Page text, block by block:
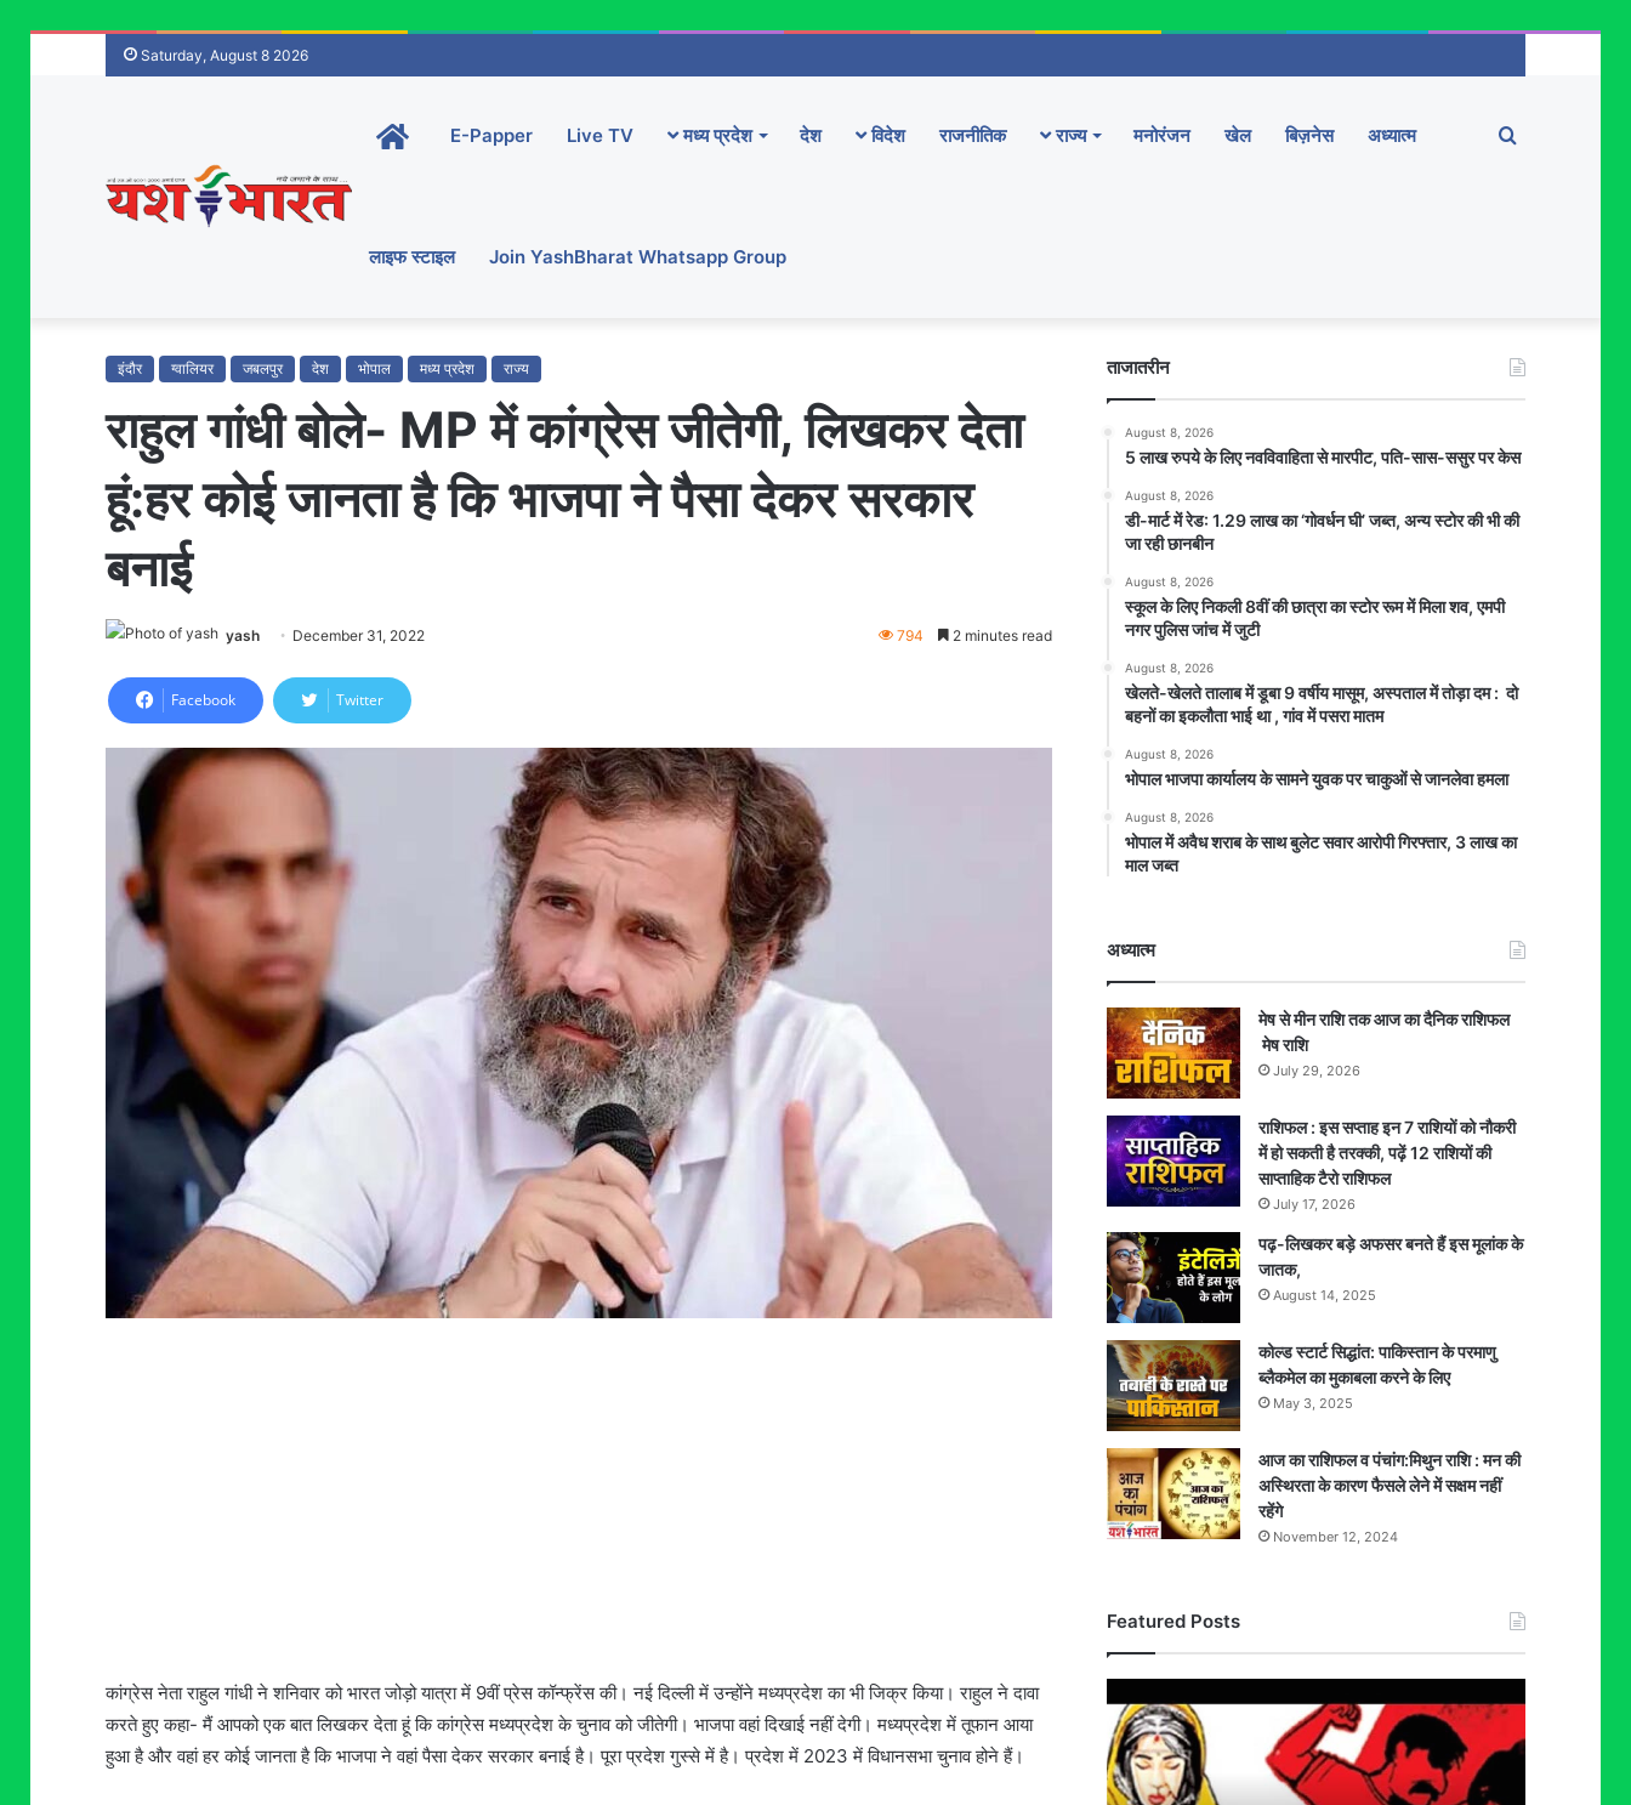
Saturday, August 8 2026
Home-
main
E-Papper Live TV मध्य प्रदेश देश विदेश राजनीतिक राज्य मनोरंजन खेल बिज़नेस अध्यात्म
लाइफ स्टाइल Join YashBharat Whatsapp Group
Search
इंदौर ग्वालियर जबलपुर देश भोपाल मध्य प्रदेश राज्य
राहुल गांधी बोले- MP में कांग्रेस जीतेगी, लिखकर देता
हूं:हर कोई जानता है कि भाजपा ने पैसा देकर सरकार
बनाई
yash December 31, 2022 794 2 minutes read
Facebook Twitter
कांग्रेस नेता राहुल गांधी ने शनिवार को भारत जोड़ो यात्रा में 9वीं प्रेस कॉन्फ्रेंस की। नई दिल्ली में उन्होंने मध्यप्रदेश का भी जिक्र किया। राहुल ने दावा
करते हुए कहा- मैं आपको एक बात लिखकर देता हूं कि कांग्रेस मध्यप्रदेश के चुनाव को जीतेगी। भाजपा वहां दिखाई नहीं देगी। मध्यप्रदेश में तूफान आया
हुआ है और वहां हर कोई जानता है कि भाजपा ने वहां पैसा देकर सरकार बनाई है। पूरा प्रदेश गुस्से में है। प्रदेश में 2023 में विधानसभा चुनाव होने हैं।
ताजातरीन
August 8, 2026
5 लाख रुपये के लिए नवविवाहिता से मारपीट, पति-सास-ससुर पर केस
August 8, 2026
डी-मार्ट में रेड: 1.29 लाख का ‘गोवर्धन घी’ जब्त, अन्य स्टोर की भी की
जा रही छानबीन
August 8, 2026
स्कूल के लिए निकली 8वीं की छात्रा का स्टोर रूम में मिला शव, एमपी
नगर पुलिस जांच में जुटी
August 8, 2026
खेलते-खेलते तालाब में डूबा 9 वर्षीय मासूम, अस्पताल में तोड़ा दम : दो
बहनों का इकलौता भाई था , गांव में पसरा मातम
August 8, 2026
भोपाल भाजपा कार्यालय के सामने युवक पर चाकुओं से जानलेवा हमला
August 8, 2026
भोपाल में अवैध शराब के साथ बुलेट सवार आरोपी गिरफ्तार, 3 लाख का
माल जब्त
अध्यात्म
मेष से मीन राशि तक आज का दैनिक राशिफल
मेष राशि
July 29, 2026
राशिफल : इस सप्ताह इन 7 राशियों को नौकरी
में हो सकती है तरक्की, पढ़ें 12 राशियों की
साप्ताहिक टैरो राशिफल
July 17, 2026
पढ़-लिखकर बड़े अफसर बनते हैं इस मूलांक के
जातक,
August 14, 2025
कोल्ड स्टार्ट सिद्धांत: पाकिस्तान के परमाणु
ब्लैकमेल का मुकाबला करने के लिए
May 3, 2025
आज का राशिफल व पंचांग:मिथुन राशि : मन की
अस्थिरता के कारण फैसले लेने में सक्षम नहीं
रहेंगे
November 12, 2024
Featured Posts
लाख
रुपये
के
लिए